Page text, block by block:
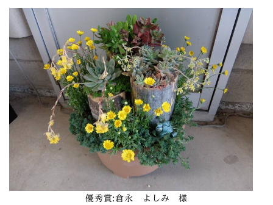
優秀賞:倉永 よしみ 様